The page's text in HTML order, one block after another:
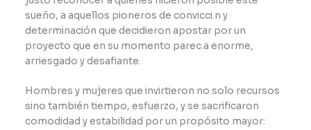
sueño, a aquellos pioneros de convicci.n y
determinación que decidieron apostar por un
proyecto que en su momento parec.a enorme,
arriesgado y desafiante.
Hombres y mujeres que invirtieron no solo recursos
sino también tiempo, esfuerzo, y se sacrificaron
comodidad y estabilidad por un propósito mayor: